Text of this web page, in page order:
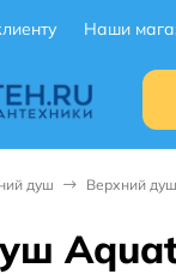
Наши
душ Верхний